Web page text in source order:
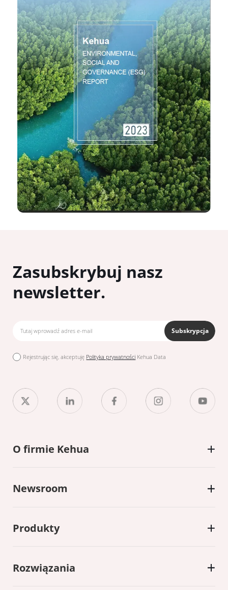
Zasubskrybuj nasz
newsletter.
Subskrypcja
Rejestrując się, akceptuję Polityka prywatności Kehua Data
O firmie Kehua
Newsroom
Produkty
Rozwiązania